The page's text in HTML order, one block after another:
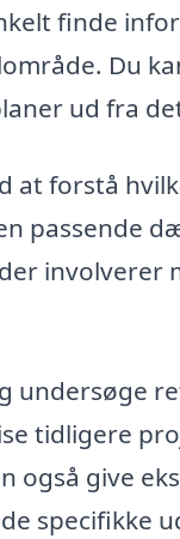
finde
Du
ud fra
at forstå
passende
involverer
undersøge
tidligere
også give
specifikke